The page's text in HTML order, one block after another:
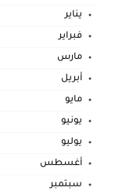
يناير
فبراير
مارس
أبريل
مايو
يونيو
يوليو
أغسطس
سبتمبر